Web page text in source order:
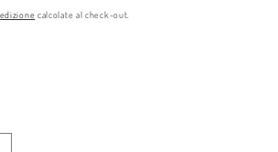
calcolate al check-out.